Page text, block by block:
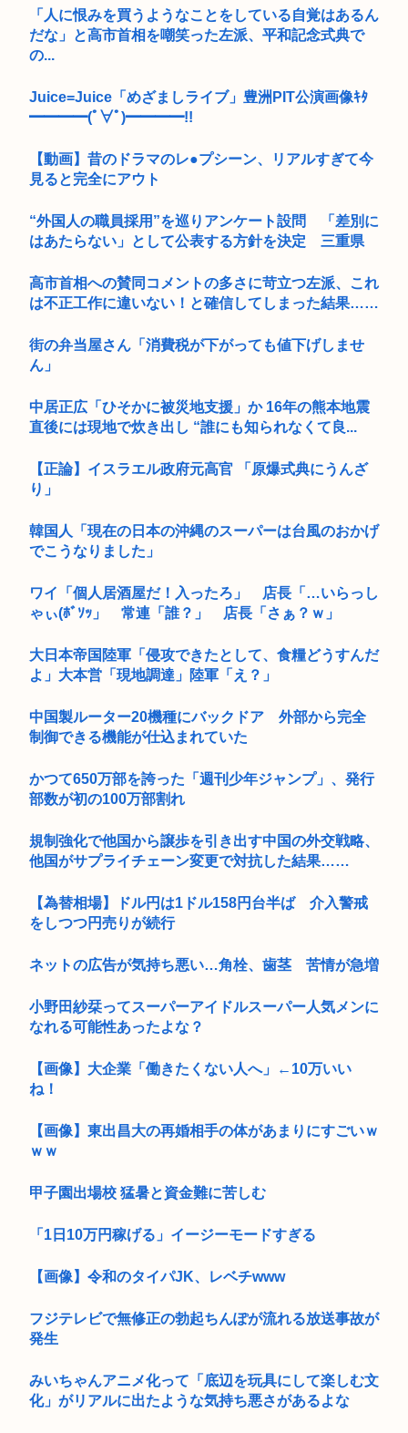
「人に恨みを買うようなことをしている自覚はあるん
だな」と高市首相を嘲笑った左派、平和記念式典で
の...
Juice=Juice「めざましライブ」豊洲PIT公演画像ｷﾀ
━━━━(ﾟ∀ﾟ)━━━━!!
【動画】昔のドラマのレ●プシーン、リアルすぎて今
見ると完全にアウト
“外国人の職員採用”を巡りアンケート設問 「差別に
はあたらない」として公表する方針を決定 三重県
高市首相への賛同コメントの多さに苛立つ左派、これ
は不正工作に違いない！と確信してしまった結果……
街の弁当屋さん「消費税が下がっても値下げしませ
ん」
中居正広「ひそかに被災地支援」か 16年の熊本地震
直後には現地で炊き出し “誰にも知られなくて良...
【正論】イスラエル政府元高官 「原爆式典にうんざ
り」
韓国人「現在の日本の沖縄のスーパーは台風のおかげ
でこうなりました」
ワイ「個人居酒屋だ！入ったろ」 店長「…いらっし
ゃぃ(ﾎﾞｿｯ」 常連「誰？」 店長「さぁ？ｗ」
大日本帝国陸軍「侵攻できたとして、食糧どうすんだ
よ」大本営「現地調達」陸軍「え？」
中国製ルーター20機種にバックドア 外部から完全
制御できる機能が仕込まれていた
かつて650万部を誇った「週刊少年ジャンプ」、発行
部数が初の100万部割れ
規制強化で他国から譲歩を引き出す中国の外交戦略、
他国がサプライチェーン変更で対抗した結果……
【為替相場】ドル円は1ドル158円台半ば 介入警戒
をしつつ円売りが続行
ネットの広告が気持ち悪い…角栓、歯茎 苦情が急増
小野田紗栞ってスーパーアイドルスーパー人気メンに
なれる可能性あったよな？
【画像】大企業「働きたくない人へ」←10万いい
ね！
【画像】東出昌大の再婚相手の体があまりにすごいｗ
ｗｗ
甲子園出場校 猛暑と資金難に苦しむ
「1日10万円稼げる」イージーモードすぎる
【画像】令和のタイパJK、レベチwww
フジテレビで無修正の勃起ちんぽが流れる放送事故が
発生
みいちゃんアニメ化って「底辺を玩具にして楽しむ文
化」がリアルに出たような気持ち悪さがあるよな